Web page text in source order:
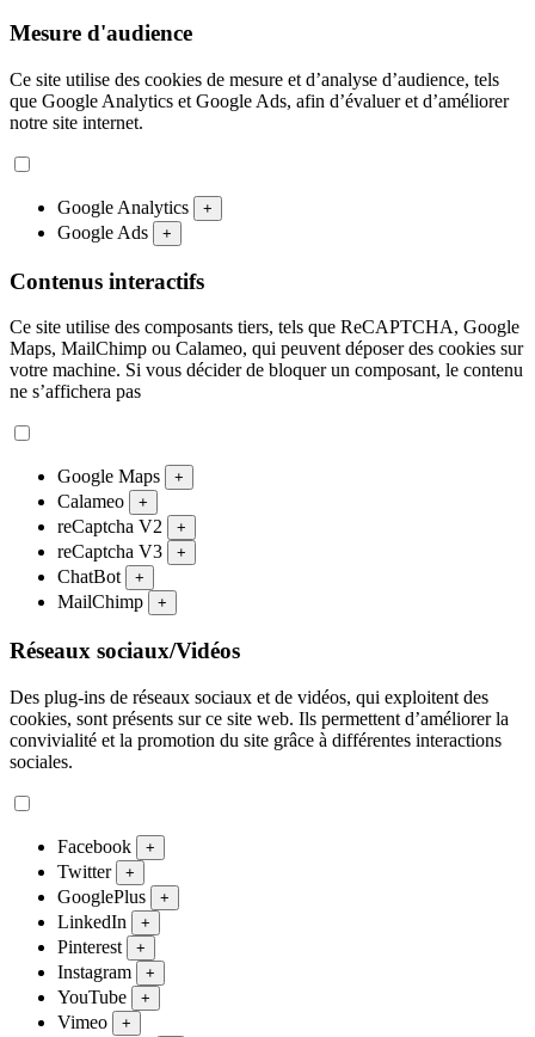
Mesure d'audience
Ce site utilise des cookies de mesure et d’analyse d’audience, tels
que Google Analytics et Google Ads, afin d’évaluer et d’améliorer
notre site internet.
Google Analytics +
Google Ads +
Contenus interactifs
Ce site utilise des composants tiers, tels que ReCAPTCHA, Google
Maps, MailChimp ou Calameo, qui peuvent déposer des cookies sur
votre machine. Si vous décider de bloquer un composant, le contenu
ne s’affichera pas
Google Maps +
Calameo +
reCaptcha V2 +
reCaptcha V3 +
ChatBot +
MailChimp +
Réseaux sociaux/Vidéos
Des plug-ins de réseaux sociaux et de vidéos, qui exploitent des
cookies, sont présents sur ce site web. Ils permettent d’améliorer la
convivialité et la promotion du site grâce à différentes interactions
sociales.
Facebook +
Twitter +
GooglePlus +
LinkedIn +
Pinterest +
Instagram +
YouTube +
Vimeo +